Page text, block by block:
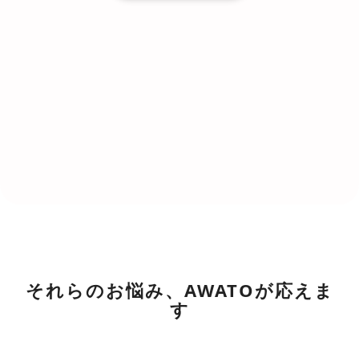
それらのお悩み、AWATOが応えま
す